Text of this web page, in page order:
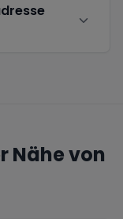
Nähe von